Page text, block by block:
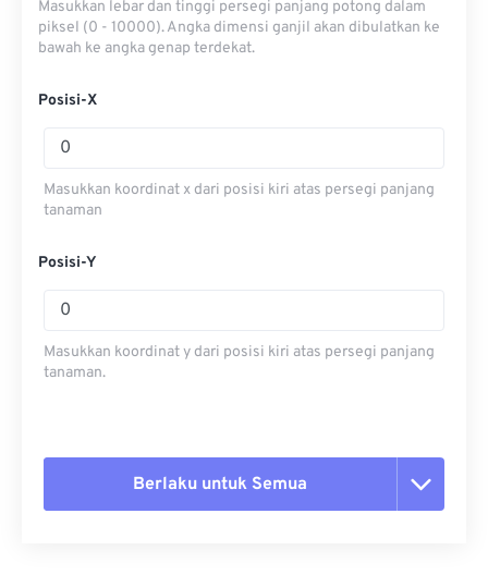
Masukkan lebar dan tinggi persegi panjang potong dalam
piksel (0 - 10000). Angka dimensi ganjil akan dibulatkan ke
bawah ke angka genap terdekat.
Posisi-X
Masukkan koordinat x dari posisi kiri atas persegi panjang
tanaman
Posisi-Y
Masukkan koordinat y dari posisi kiri atas persegi panjang
tanaman.
Berlaku untuk Semua